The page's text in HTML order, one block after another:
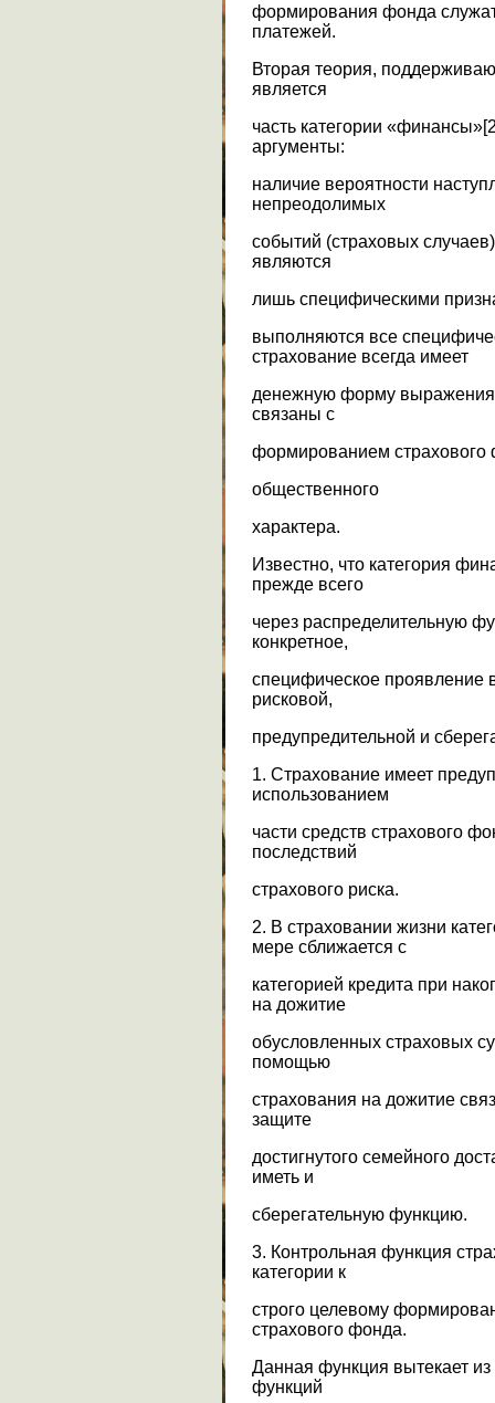
формирования фонда
платежей.
Вторая теория,
является
часть категории
аргументы:
наличие вероятности
непреодолимых
событий (страховых
являются
лишь специфическими
выполняются все
страхование всегда имеет
денежную форму
связаны с
формированием страхового
общественного
характера.
Известно, что категория
прежде всего
через распределительную
конкретное,
специфическое проявление
рисковой,
предупредительной и
1. Страхование имеет
использованием
части средств страхового
последствий
страхового риска.
2. В страховании жизни
мере сближается с
категорией кредита при
на дожитие
обусловленных страховых
помощью
страхования на дожитие
защите
достигнутого семейного
иметь и
сберегательную функцию.
3. Контрольная функция
категории к
строго целевому
страхового фонда.
Данная функция вытекает
функций